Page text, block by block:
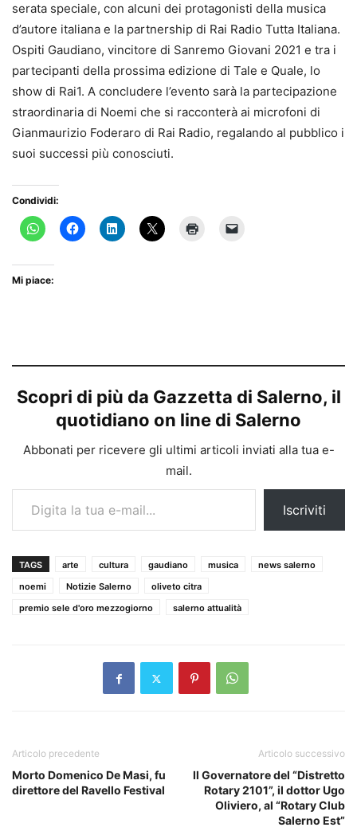
serata speciale, con alcuni dei protagonisti della musica
d’autore italiana e la partnership di Rai Radio Tutta Italiana.
Ospiti Gaudiano, vincitore di Sanremo Giovani 2021 e tra i
partecipanti della prossima edizione di Tale e Quale, lo
show di Rai1. A concludere l’evento sarà la partecipazione
straordinaria di Noemi che si racconterà ai microfoni di
Gianmaurizio Foderaro di Rai Radio, regalando al pubblico i
suoi successi più conosciuti.
Condividi:
Mi piace:
Scopri di più da Gazzetta di Salerno, il
quotidiano on line di Salerno
Abbonati per ricevere gli ultimi articoli inviati alla tua e-
mail.
Digita la tua e-mail...
Iscriviti
TAGS arte cultura gaudiano musica
news salerno
noemi
Notizie Salerno
oliveto citra
premio sele d'oro mezzogiorno
salerno attualità
Articolo precedente
Morto Domenico De Masi, fu
direttore del Ravello Festival
Articolo successivo
Il Governatore del “Distretto
Rotary 2101”, il dottor Ugo
Oliviero, al “Rotary Club
Salerno Est”